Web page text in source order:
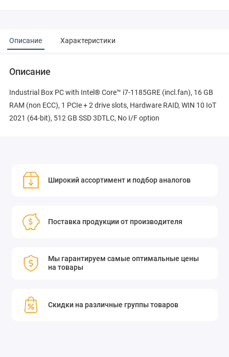
Описание Характеристики
Описание
Industrial Box PC with Intel® Core™ i7-1185GRE (incl.fan), 16 GB
RAM (non ECC), 1 PCIe + 2 drive slots, Hardware RAID, WIN 10 IoT
2021 (64-bit), 512 GB SSD 3DTLC, No I/F option
Широкий ассортимент и подбор аналогов
Поставка продукции от производителя
Мы гарантируем самые оптимальные цены
на товары
Скидки на различные группы товаров